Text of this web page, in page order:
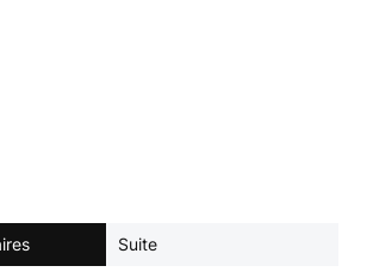
Suite